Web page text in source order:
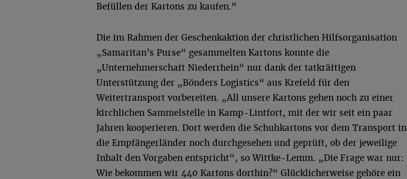
Befüllen der Kartons zu kaufen.“
Die im Rahmen der Geschenkaktion der christlichen Hilfsorganisation
„Samaritan’s Purse“ gesammelten Kartons konnte die
„Unternehmerschaft Niederrhein“ nur dank der tatkräftigen
Unterstützung der „Bönders Logistics“ aus Krefeld für den
Weitertransport vorbereiten. „All unsere Kartons gehen noch zu einer
kirchlichen Sammelstelle in Kamp-Lintfort, mit der wir seit ein paar
Jahren kooperieren. Dort werden die Schuhkartons vor dem Transport in
die Empfängerländer noch durchgesehen und geprüft, ob der jeweilige
Inhalt den Vorgaben entspricht“, so Wittke-Lemm. „Die Frage war nur:
Wie bekommen wir 440 Kartons dorthin?“ Glücklicherweise gehöre ein